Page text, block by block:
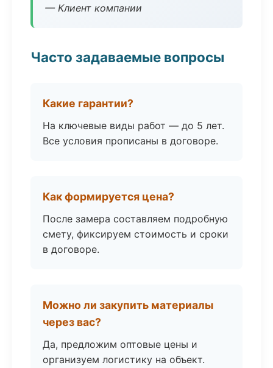
— Клиент компании
Часто задаваемые вопросы
Какие гарантии?
На ключевые виды работ — до 5 лет.
Все условия прописаны в договоре.
Как формируется цена?
После замера составляем подробную
смету, фиксируем стоимость и сроки
в договоре.
Можно ли закупить материалы
через вас?
Да, предложим оптовые цены и
организуем логистику на объект.